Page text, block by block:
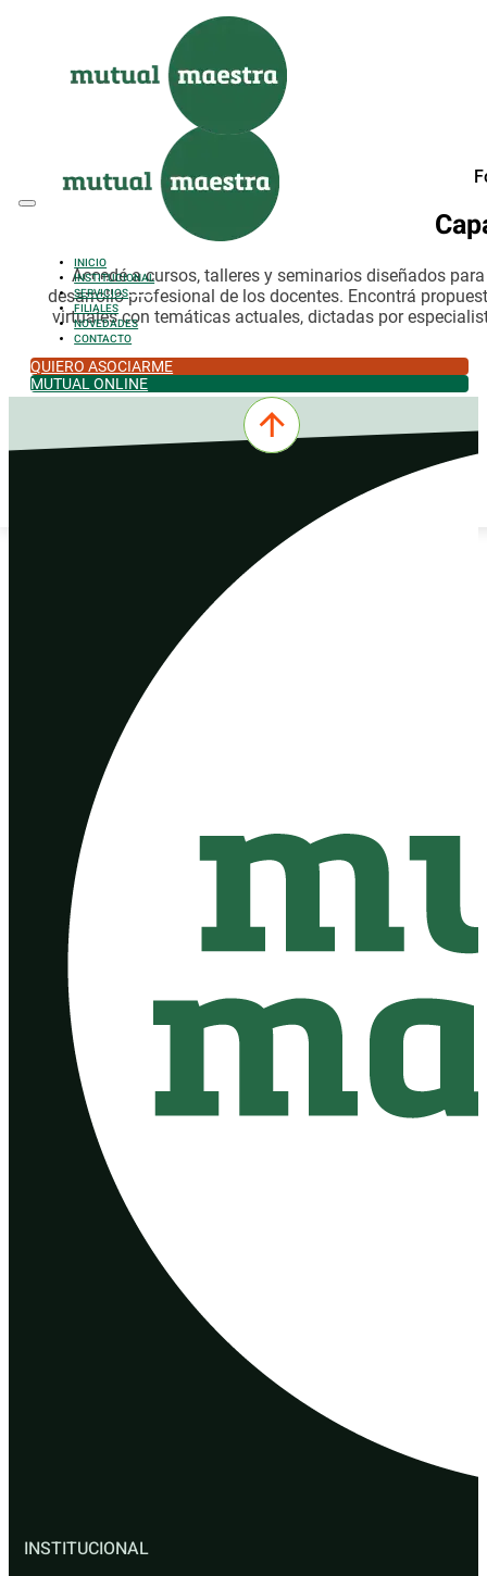
Saltar al pie de página
INICIO
INSTITUCIONAL
SERVICIOS
FILIALES
NOVEDADES
CONTACTO
QUIERO ASOCIARME
MUTUAL ONLINE
Accedé a cursos, talleres y seminarios diseñados
desarrollo profesional de los docentes. Encontrá
virtuales con temáticas actuales, dictadas por
INSTITUCIONAL